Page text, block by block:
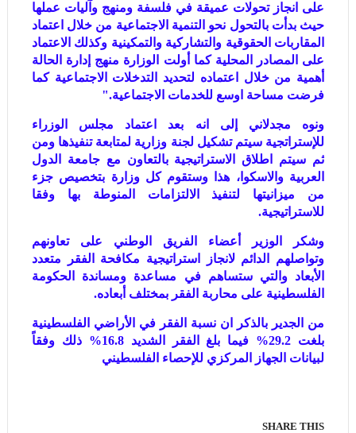
على انجاز تحولات عميقة في فلسفة ومنهج وآليات عملها
حيث بدأت بالتحول نحو التنمية الاجتماعية من خلال اعتماد
المقاربات الحقوقية والتشاركية والتمكينية وكذلك الاعتماد
على المصادر المحلية كما أولت الوزارة منهج إدارة الحالة
أهمية من خلال اعتماده لتحديد التدخلات الاجتماعية كما
فرضت مساحة اوسع للخدمات الاجتماعية."
ونوه مجدلاني إلى انه بعد اعتماد مجلس الوزراء
للإستراتجية سيتم تشكيل لجنة وزارية لمتابعة تنفيذها ومن
ثم سيتم اطلاق الاستراتيجية بالتعاون مع جامعة الدول
العربية والاسكوا، هذا وستقوم كل وزارة بتخصيص جزء
من ميزانيتها لتنفيذ الالتزامات المنوطة بها وفقا
للاستراتيجية.
وشكر الوزير أعضاء الفريق الوطني على تعاونهم
وتواصلهم الدائم لانجاز استراتيجية مكافحة الفقر متعدد
الأبعاد والتي ستساهم في مساعدة ومساندة الحكومة
الفلسطينية على محاربة الفقر بمختلف أبعاده.
من الجدير بالذكر ان نسبة الفقر في الأراضي الفلسطينية
بلغت 29.2% فيما بلغ الفقر الشديد 16.8% ذلك وفقاً
لبيانات الجهاز المركزي للإحصاء الفلسطيني
SHARE THIS